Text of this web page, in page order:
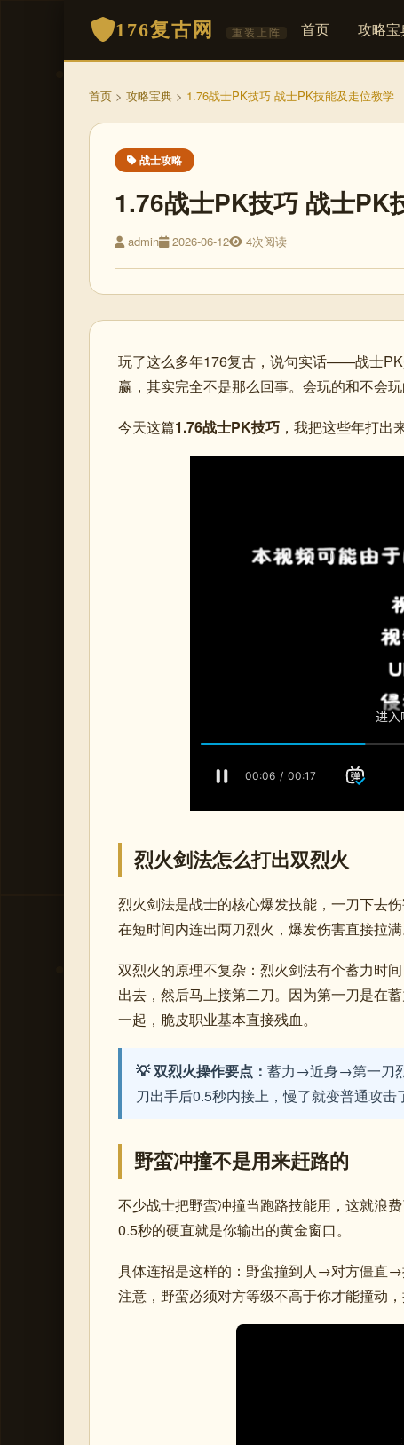
176复古网 重装上阵 首页 攻略宝
首页 > 攻略宝典 > 1.76战士PK技巧 战士PK技能及走位教学
战士攻略
1.76战士PK技巧 战士PK
admin 2026-06-12 4次阅读
玩了这么多年176复古，说句实话——战士
赢，其实完全不是那么回事。会玩的和不会
今天这篇1.76战士PK技巧 ，我把这些年打出
烈火剑法怎么打出双烈火
烈火剑法是战士的核心爆发技能，一刀下去
在短时间内连出两刀烈火，爆发伤害直接拉满
双烈火的原理不复杂：烈火剑法有个蓄力时
出去，然后马上接第二刀。因为第一刀是在
一起，脆皮职业基本直接残血。
💡 双烈火操作要点： 蓄力→近身→第一刀
刀出手后0.5秒内接上，慢了就变普通攻击
野蛮冲撞不是用来赶路的
不少战士把野蛮冲撞当跑路技能用，这就浪
0.5秒的硬直就是你输出的黄金窗口。
具体连招是这样的：野蛮撞到人→对方僵直
注意，野蛮必须对方等级不高于你才能撞动，